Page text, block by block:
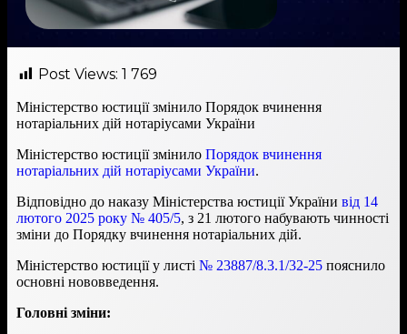
Post Views: 1 769
Міністерство юстиції змінило Порядок вчинення
нотаріальних дій нотаріусами України
Міністерство юстиції змінило Порядок вчинення
нотаріальних дій нотаріусами України.
Відповідно до наказу Міністерства юстиції України від 14
лютого 2025 року № 405/5, з 21 лютого набувають чинності
зміни до Порядку вчинення нотаріальних дій.
Міністерство юстиції у листі № 23887/8.3.1/32-25 пояснило
основні нововведення.
Головні зміни: